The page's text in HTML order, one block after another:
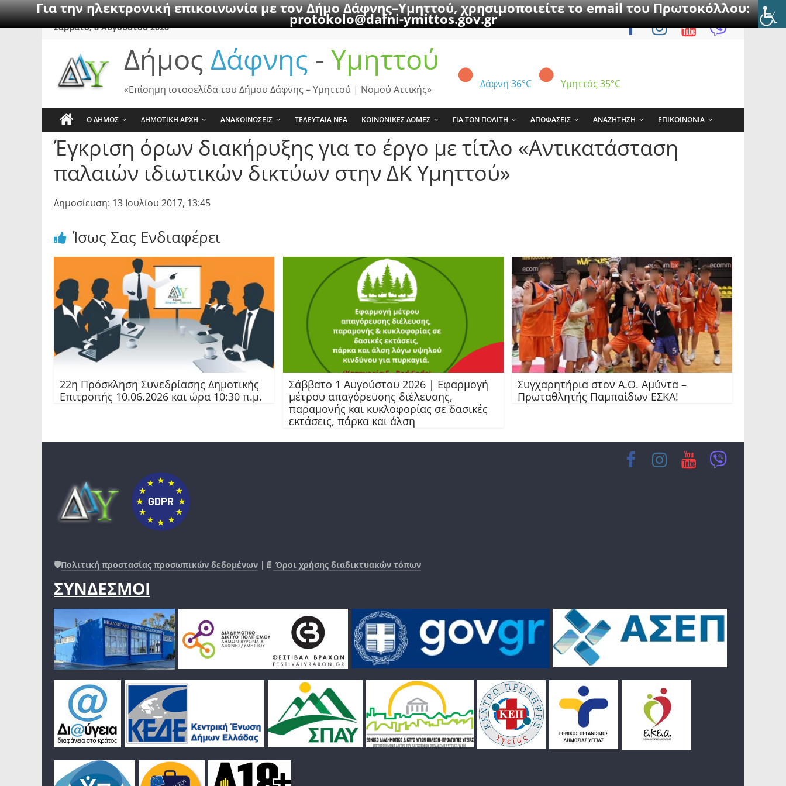
Για την ηλεκτρονική επικοινωνία με τον Δήμο Δάφνης–Υμηττού, χρησιμοποιείτε το email του Πρωτοκόλλου:
protokolo@dafni-ymittos.gov.gr
SkipΣάββατο, 8 Αυγούστου 2026
Δήμος Δάφνης - Υμηττού
Δάφνη 36°C Υμηττός 35°C
«Επίσημη ιστοσελίδα του Δήμου Δάφνης – Υμηττού | Νομού Αττικής»
Ο ΔΗΜΟΣ ΔΗΜΟΤΙΚΗ ΑΡΧΗ ΑΝΑΚΟΙΝΩΣΕΙΣ ΤΕΛΕΥΤΑΙΑ ΝΕΑ ΚΟΙΝΩΝΙΚΕΣ ΔΟΜΕΣ ΓΙΑ ΤΟΝ ΠΟΛΙΤΗ ΑΠΟΦΑΣΕΙΣ ΑΝΑΖΗΤΗΣΗ ΕΠΙΚΟΙΝΩΝΙΑ
Έγκριση όρων διακήρυξης για το έργο με τίτλο «Αντικατάσταση
παλαιών ιδιωτικών δικτύων στην ΔΚ Υμηττού»
Δημοσίευση: 13 Ιουλίου 2017, 13:45
Ίσως Σας Ενδιαφέρει
22η Πρόσκληση Συνεδρίασης Δημοτικής
Επιτροπής 10.06.2026 και ώρα 10:30 π.μ.
Σάββατο 1 Αυγούστου 2026 | Εφαρμογή
μέτρου απαγόρευσης διέλευσης,
παραμονής και κυκλοφορίας σε δασικές
εκτάσεις, πάρκα και άλση
Συγχαρητήρια στον Α.Ο. Αμύντα –
Πρωταθλητής Παμπαίδων ΕΣΚΑ!
🛡️Πολιτική προστασίας προσωπικών δεδομένων |📄 Όροι χρήσης διαδικτυακών τόπων
ΣΥΝΔΕΣΜΟΙ